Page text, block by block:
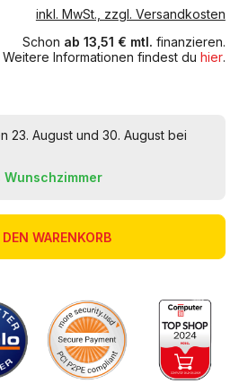
inkl. MwSt., zzgl. Versandkosten
Schon ab 13,51 € mtl. finanzieren.
Weitere Informationen findest du hier.
23. August und 30. August bei
WARENKORB